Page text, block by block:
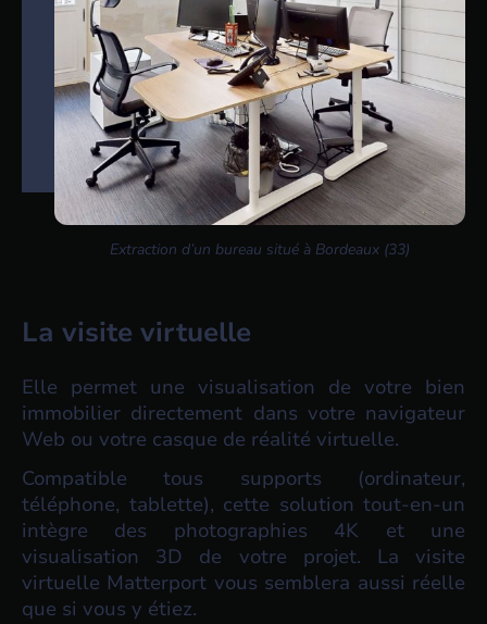
Extraction d’un bureau situé à Bordeaux (33)
La visite virtuelle
Elle permet une visualisation de votre bien
immobilier directement dans votre navigateur
Web ou votre casque de réalité virtuelle.
Compatible tous supports (ordinateur,
téléphone, tablette), cette solution tout-en-un
intègre des photographies 4K et une
visualisation 3D de votre projet. La visite
virtuelle Matterport vous semblera aussi réelle
que si vous y étiez.